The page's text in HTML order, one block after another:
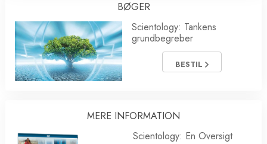
BØGER
Scientology: Tankens
grundbegreber
BESTIL
MERE INFORMATION
Scientology: En Oversigt